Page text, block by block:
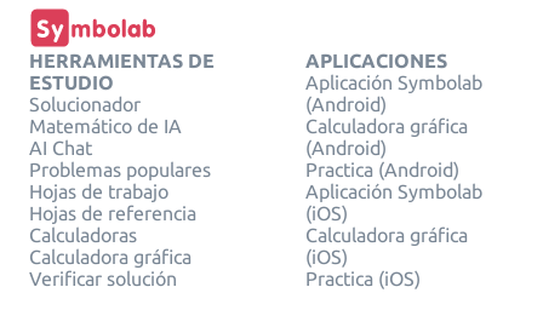
HERRAMIENTAS DE
ESTUDIO
Solucionador
Matemático de IA
AI Chat
Problemas populares
Hojas de trabajo
Hojas de referencia
Calculadoras
Calculadora gráfica
Verificar solución
APLICACIONES
Aplicación Symbolab
(Android)
Calculadora gráfica
(Android)
Practica (Android)
Aplicación Symbolab
(iOS)
Calculadora gráfica
(iOS)
Practica (iOS)